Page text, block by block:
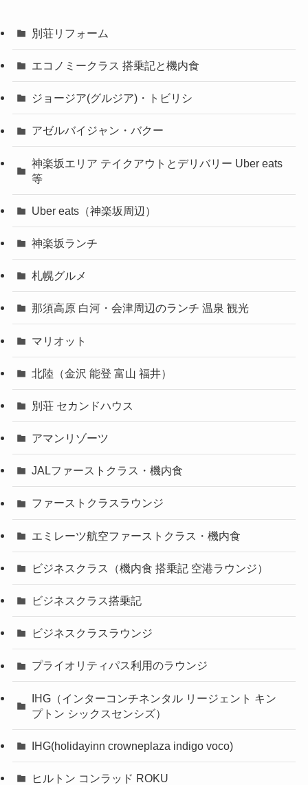
別荘リフォーム
エコノミークラス 搭乗記と機内食
ジョージア(グルジア)・トビリシ
アゼルバイジャン・バクー
神楽坂エリア テイクアウトとデリバリー Uber eats
等
Uber eats（神楽坂周辺）
神楽坂ランチ
札幌グルメ
那須高原 白河・会津周辺のランチ 温泉 観光
マリオット
北陸（金沢 能登 富山 福井）
別荘 セカンドハウス
アマンリゾーツ
JALファーストクラス・機内食
ファーストクラスラウンジ
エミレーツ航空ファーストクラス・機内食
ビジネスクラス（機内食 搭乗記 空港ラウンジ）
ビジネスクラス搭乗記
ビジネスクラスラウンジ
プライオリティパス利用のラウンジ
IHG（インターコンチネンタル リージェント キン
プトン シックスセンシズ）
IHG(holidayinn crowneplaza indigo voco)
ヒルトン コンラッド ROKU